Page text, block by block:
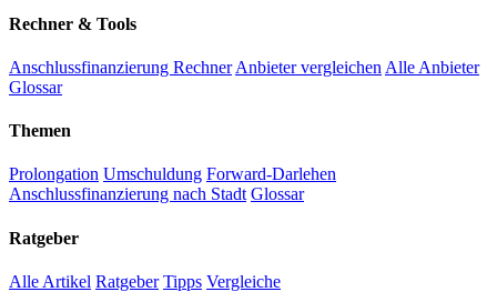
Rechner & Tools
Anschlussfinanzierung Rechner Anbieter vergleichen Alle Anbieter
Glossar
Themen
Prolongation Umschuldung Forward-Darlehen
Anschlussfinanzierung nach Stadt Glossar
Ratgeber
Alle Artikel Ratgeber Tipps Vergleiche